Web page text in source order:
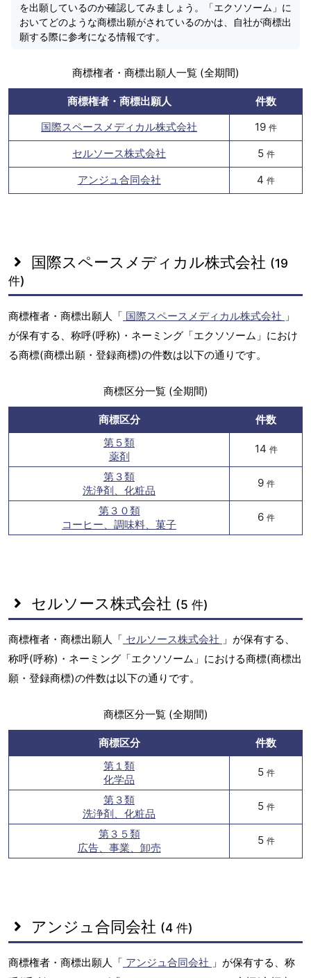
を出願しているのか確認してみましょう。「エクソソーム」に
おいてどのような商標出願がされているのかは、自社が商標出
願する際に参考になる情報です。
商標権者・商標出願人一覧 (全期間)
商標権者・商標出願人
件数
国際スペースメディカル株式会社
19 件
セルソース株式会社 5 件
アンジュ合同会社 4 件
国際スペースメディカル株式会社 (19
件)
商標権者・商標出願人「 国際スペースメディカル株式会社 」
が保有する、称呼(呼称)・ネーミング「エクソソーム」におけ
る商標(商標出願・登録商標)の件数は以下の通りです。
商標区分一覧 (全期間)
商標区分
件数
第５類
薬剤
14 件
第３類
洗浄剤、化粧品
9 件
第３０類
コーヒー、調味料、菓子
6 件
セルソース株式会社 (5 件)
商標権者・商標出願人「 セルソース株式会社 」が保有する、
称呼(呼称)・ネーミング「エクソソーム」における商標(商標出
願・登録商標)の件数は以下の通りです。
商標区分一覧 (全期間)
商標区分
件数
第１類
化学品
5 件
第３類
洗浄剤、化粧品
5 件
第３５類
広告、事業、卸売
5 件
アンジュ合同会社 (4 件)
商標権者・商標出願人「 アンジュ合同会社 」が保有する、称